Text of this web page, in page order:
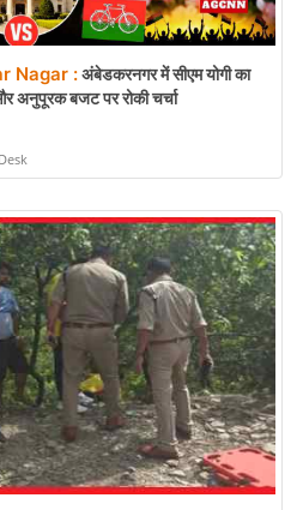
Nagar :अंबेडकरनगर में सीएम योगी का
अनुपूरक बजट पर रोकी चर्चा